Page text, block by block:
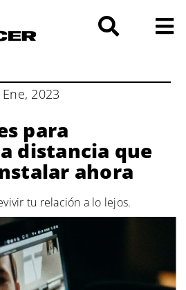
2023
para
distancia que
ahora
tu relación a lo lejos.